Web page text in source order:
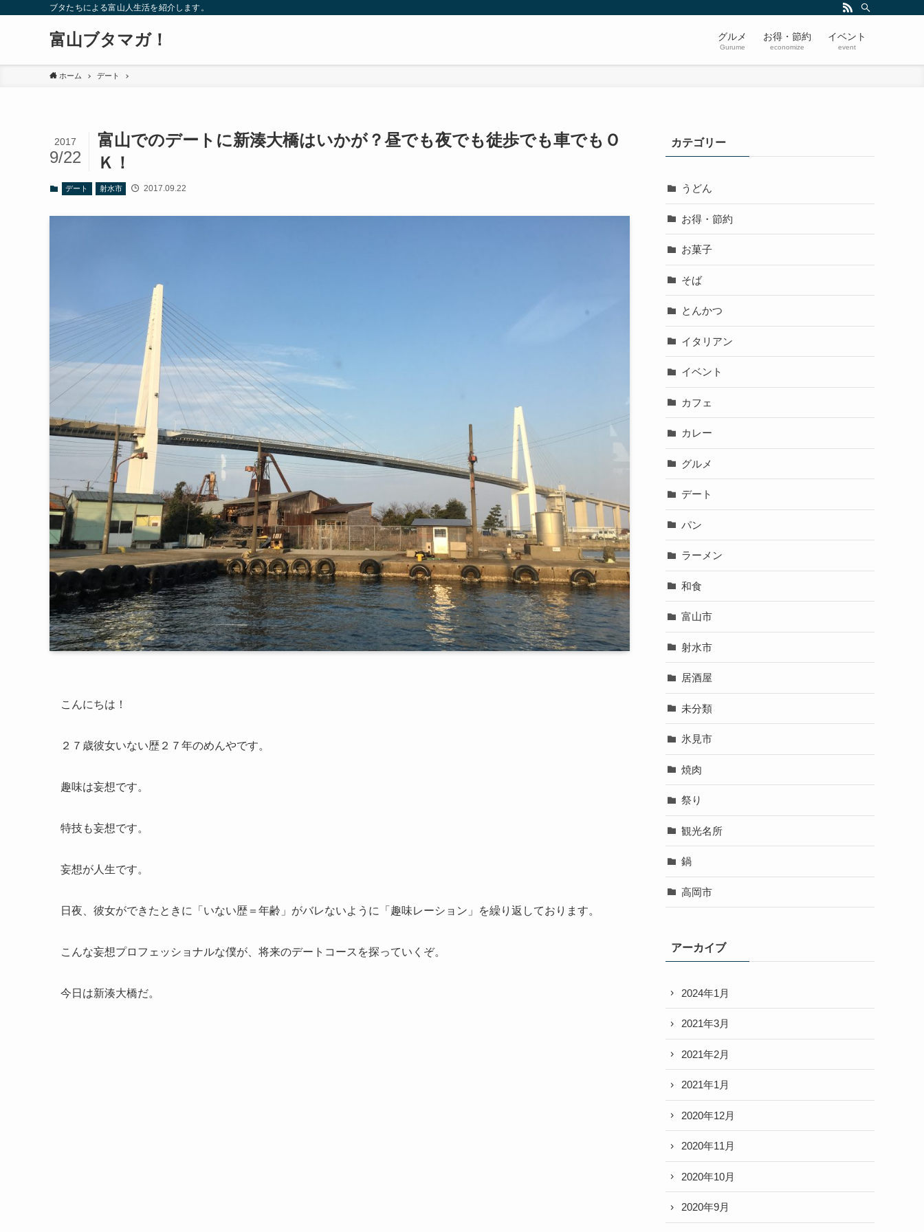
ブタたちによる富山人生活を紹介します。
富山ブタマガ！ グルメ
Gurume
お得・節約
economize
イベント
event
ホーム デート
富山でのデートに新湊大橋はいかが？昼でも夜でも徒歩でも車でもＯ
Ｋ！
2017
9/22
デート 射水市 2017.09.22
こんにちは！
２７歳彼女いない歴２７年のめんやです。
趣味は妄想です。
特技も妄想です。
妄想が人生です。
日夜、彼女ができたときに「いない歴＝年齢」がバレないように「趣味レーション」を繰り返しております。
こんな妄想プロフェッショナルな僕が、将来のデートコースを探っていくぞ。
今日は新湊大橋だ。
カテゴリー
うどん
お得・節約
お菓子
そば
とんかつ
イタリアン
イベント
カフェ
カレー
グルメ
デート
パン
ラーメン
和食
富山市
射水市
居酒屋
未分類
氷見市
焼肉
祭り
観光名所
鍋
高岡市
アーカイブ
2024年1月
2021年3月
2021年2月
2021年1月
2020年12月
2020年11月
2020年10月
2020年9月